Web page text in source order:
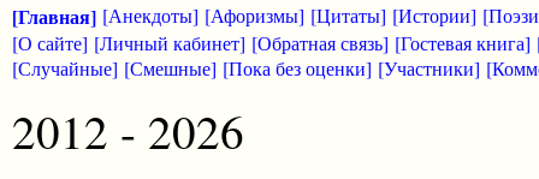
[Главная] [Анекдоты] [Афоризмы] [Цитаты] [Истории]
[О сайте] [Личный кабинет] [Обратная связь] [Гостевая книга]
[Случайные] [Смешные] [Пока без оценки] [Участники]
2012 - 2026